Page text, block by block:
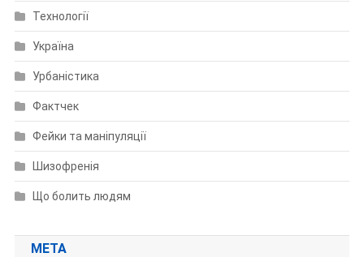
Технології
Україна
Урбаністика
Фактчек
Фейки та маніпуляції
Шизофренія
Що болить людям
МЕТА